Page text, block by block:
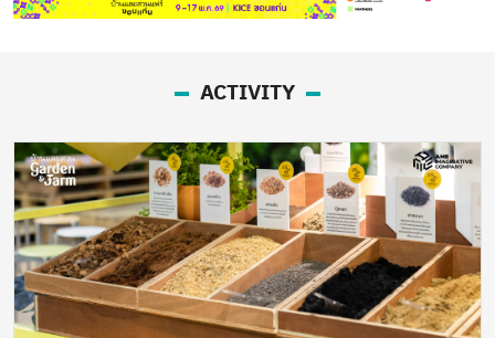
ACTIVITY